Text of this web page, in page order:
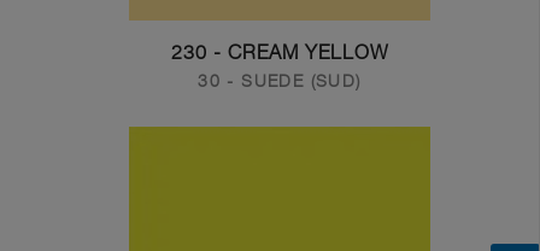
230 - CREAM YELLOW
30 - SUEDE (SUD)